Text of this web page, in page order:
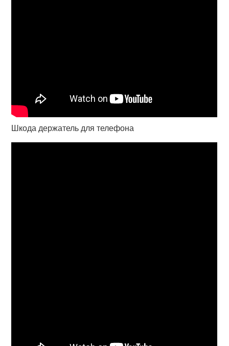
Шкода держатель для телефона